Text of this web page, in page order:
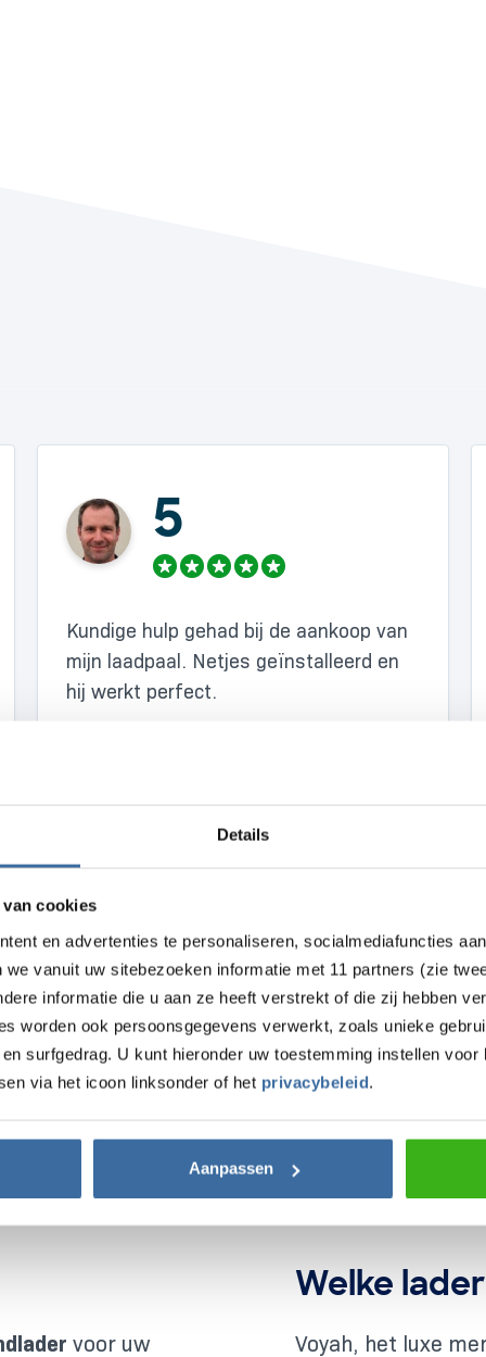
Details
cookies
en advertenties te personaliseren, socialmediafuncties
vanuit uw sitebezoeken informatie met 11 partners (zie
informatie die u aan ze heeft verstrekt of die zij hebben
worden ook persoonsgegevens verwerkt, zoals unieke
surfgedrag. U kunt hieronder uw toestemming instellen voor
via het icoon linksonder of het privacybeleid.
Aanpassen
5
Kundige hulp gehad bij de aankoop van
mijn laadpaal. Netjes geïnstalleerd en
hij werkt perfect.
Erwin
02 december 2025
voor uw
Welke
Voyah, het luxe